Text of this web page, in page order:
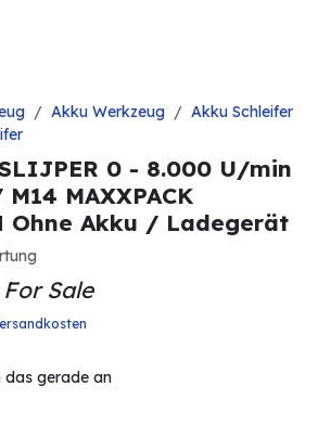
Akku Werkzeug
Akku Schleifer
SLIJPER 0 - 8.000 U/min
MAXXPACK
Ohne Akku / Ladegerät
Sale
das gerade an